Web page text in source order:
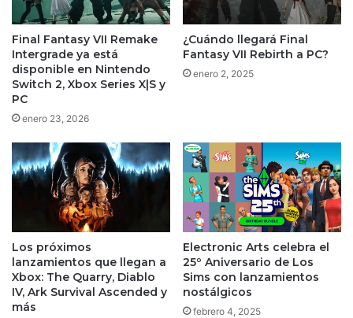
Final Fantasy VII Remake
Intergrade ya está
disponible en Nintendo
Switch 2, Xbox Series X|S y
PC
enero 23, 2026
¿Cuándo llegará Final
Fantasy VII Rebirth a PC?
enero 2, 2025
Los próximos
lanzamientos que llegan a
Xbox: The Quarry, Diablo
IV, Ark Survival Ascended y
más
Electronic Arts celebra el
25º Aniversario de Los
Sims con lanzamientos
nostálgicos
febrero 4, 2025